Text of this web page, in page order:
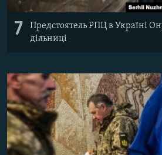
7
Предстоятель РПЦ в Україні
дільниці